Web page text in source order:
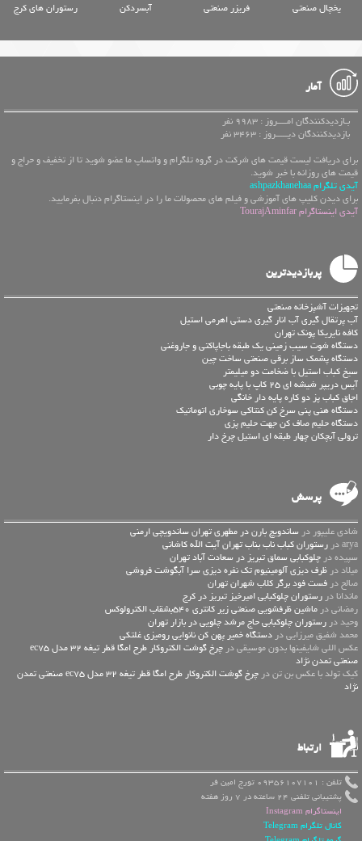
یخچال صنعتی
فریزر صنعتی
آبسردکن
رستوران های کرج
آمار
بـازدیدکنندگان امــــروز : 9983 نفر
بازدیدکنندگان دیـــــروز : 3463 نفر
برای دریافت لیست قیمت های شرکت در گروه تلگرام و واتساپ ما عضو شوید تا از تخفیف و حراج و
قیمت های روزانه با خبر شوید.
آیدی تلگرام ashpazkhanehaa
برای دیدن کلیپ های آموزشی و فیلم های محصولات ما را در اینستاگرام دنبال بفرمایید.
آیدی اینستاگرام TourajAminfar
پربازدیدترین
تجهیزات آشپزخانه صنعتی
آب پرتقال گیری آب انار گیری دستی اهرمی استیل
کافه نایریکا پونک تهران
دستگاه شوت سیب زمینی یک طبقه باجاپاکتی و جاروغنی
دستگاه پشمک ساز برقی صنعتی ساخت چین
سیخ کباب استیل با ضخامت دو میلیمتر
آیس دریپر شیشه ای 25 کاپ با پایه چوبی
اجاق کباب پز دو کاره پایه دار خانگی
دستگاه هنی پنی سرخ کن کنتاکی سوخاری اتوماتیک
دستگاه حلیم صاف کن جهت حلیم پزی
ترولی آبچکان چهار طبقه ای استیل چرخ دار
پرسش
شادی علیپور در ساندویچ بارن در مطهری تهران ساندویچی ارمنی
arya در
رستوران کباب ناب بناب تهران آیت الله کاشانی
سپیده در چلوکبابی سماق تبریز در سعادت آباد تهران
میلاد در ظرف دیزی آلومینیوم تک نفره دیزی سرا آبگوشت فروشی
صالح در فست فود برگر کلاب شهران تهران
ماندانا در رستوران چلوکبابی امیرخیز تبریز در کرج
رمضانی در ماشین ظرفشویی صنعتی زیر کانتری 540بشقاب الکترولوکس
وحید در رستوران چلوکبابی حاج مرشد چلویی در بازار تهران
محمد شفیق میرزایی در دستگاه خمیر پهن کن نانوایی رومیزی غلتکی
عكس اللي شايفينها بدون موسيقى در
چرخ گوشت الکتروکار طرح امگا قطر تیغه 32 مدل ec75
صنعتی تمدن نژاد
کیک تولد با عکس بن تن در
چرخ گوشت الکتروکار طرح امگا قطر تیغه 32 مدل ec75 صنعتی تمدن
نژاد
ارتباط
تلفن : 09356107101 تورج امین فر
پشتیبانی تلفنی 24 ساعته در 7 روز هفته
اینستاگرام Instagram
کانال تلگرام Telegram